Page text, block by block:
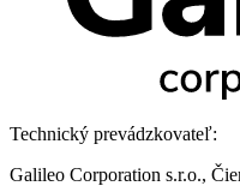
Technický prevádzkovateľ:
Galileo Corporation s.r.o.,